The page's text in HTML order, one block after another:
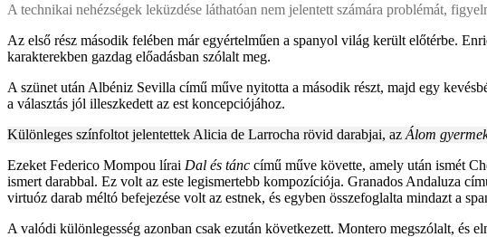
A technikai nehézségek leküzdése láthatóan nem jelentett számára problémát,
Az első rész második felében már egyértelműen a spanyol világ került előtérbe.
karakterekben gazdag előadásban szólalt meg.
A szünet után Albéniz Sevilla című műve nyitotta a második részt, majd egy
a választás jól illeszkedett az est koncepciójához.
Különleges színfoltot jelentettek Alicia de Larrocha rövid darabjai, az Álom
Ezeket Federico Mompou lírai Dal és tánc című műve követte, amely után ismét
ismert darabbal. Ez volt az este legismertebb kompozíciója. Granados Andaluza
virtuóz darab méltó befejezése volt az estnek, és egyben összefoglalta mindazt a
A valódi különlegesség azonban csak ezután következett. Montero megszólalt, és